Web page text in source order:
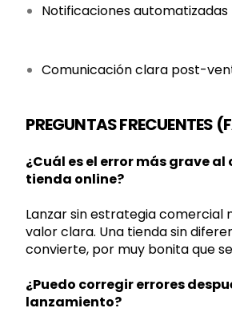
Notificaciones automatizadas
Comunicación clara post-
PREGUNTAS FRECUENTES
¿Cuál es el error más grave al
tienda online?
Lanzar sin estrategia comercial
valor clara. Una tienda sin
convierte, por muy bonita que
¿Puedo corregir errores
lanzamiento?